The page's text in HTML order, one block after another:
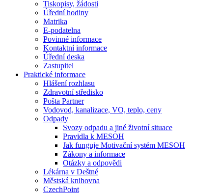
Tiskopisy, žádosti
Úřední hodiny
Matrika
E-podatelna
Povinné informace
Kontaktní informace
Úřední deska
Zastupitel
Praktické informace
Hlášení rozhlasu
Zdravotní středisko
Pošta Partner
Vodovod, kanalizace, VO, teplo, ceny
Odpady
Svozy odpadu a jiné životní situace
Pravidla k MESOH
Jak funguje Motivační systém MESOH
Zákony a informace
Otázky a odpovědi
Lékárna v Deštné
Městská knihovna
CzechPoint